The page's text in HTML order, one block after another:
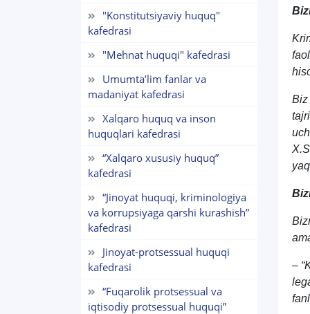
"Konstitutsiyaviy huquq"
kafedrasi
"Mehnat huquqi" kafedrasi
Umumta’lim fanlar va
madaniyat kafedrasi
Xalqaro huquq va inson
huquqlari kafedrasi
“Xalqaro xususiy huquq”
kafedrasi
“Jinoyat huquqi, kriminologiya
va korrupsiyaga qarshi kurashish”
kafedrasi
Jinoyat-protsessual huquqi
kafedrasi
“Fuqarolik protsessual va
iqtisodiy protsessual huquqi”
Biz
–